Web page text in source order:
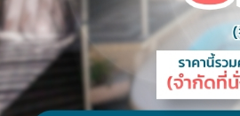
มริกา Language
USAจากความโด่งดังของ
นดิเอโกและสถานที่ท่องเที่ยวมากมา
ออเมริกา Language Studies